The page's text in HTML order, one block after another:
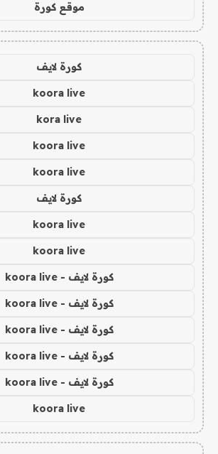
موقع كورة
كورة لايف
koora live
kora live
koora live
koora live
كورة لايف
koora live
koora live
كورة لايف - koora live
كورة لايف - koora live
كورة لايف - koora live
كورة لايف - koora live
كورة لايف - koora live
koora live